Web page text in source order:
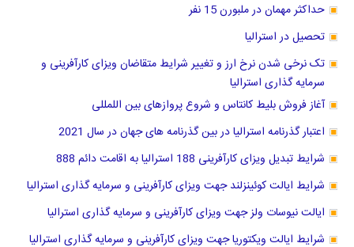
حداکثر مهمان در ملبورن 15 نفر
تحصیل در استرالیا
تک نرخی شدن نرخ ارز و تغییر شرایط متقاضان ویزای کارآفرینی و
سرمایه گذاری استرالیا
آغاز فروش بلیط کانتاس و شروع پروازهای بین اللمللی
اعتبار گذرنامه استرالیا در بین گذرنامه های جهان در سال 2021
شرایط تبدیل ویزای کارآفرینی 188 استرالیا به اقامت دائم 888
شرایط ایالت کوئینزلند جهت ویزای کارآفرینی و سرمایه گذاری استرالیا
ایالت نیوسات ولز جهت ویزای کارآفرینی و سرمایه گذاری استرالیا
شرایط ایالت ویکتوریا جهت ویزای کارآفرینی و سرمایه گذاری استرالیا